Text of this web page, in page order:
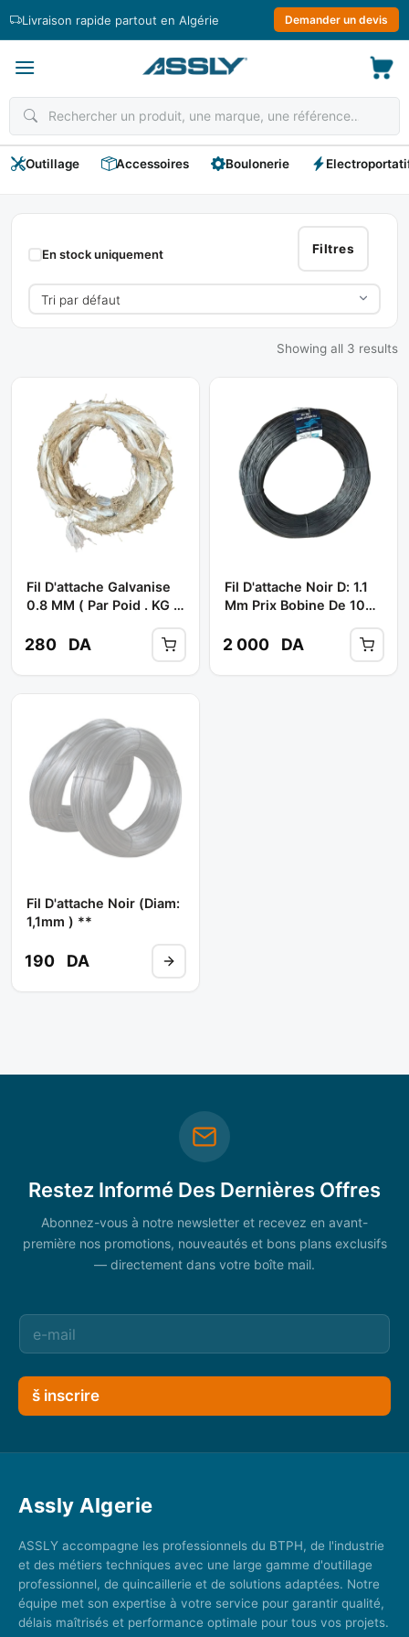
Livraison rapide partout en Algérie Demander un devis
Outillage Accessoires Boulonerie
Fil
D'Attache
Filtres
En stock uniquement
Showing all 3 results
Fil D'attache Galvanise
0.8 MM ( Par Poid . KG )
280 DA
Fil D'attache Noir D: 1.1
Mm Prix Bobine De 10
2 000 DA
Fil D'attache Noir (diam:
1,1mm ) **
190 DA
Restez Informé Des Dernières Offres
Abonnez-vous à notre newsletter et recevez en avant-
première nos promotions, nouveautés et bons plans exclusifs
— directement dans votre boîte mail.
š inscrire
Assly Algerie
ASSLY accompagne les professionnels du BTPH, de l'industrie
et des métiers techniques avec une large gamme d'outillage
professionnel, de quincaillerie et de solutions adaptées. Notre
équipe met son expertise à votre service pour garantir qualité,
délais maîtrisés et performance optimale pour tous vos projets.